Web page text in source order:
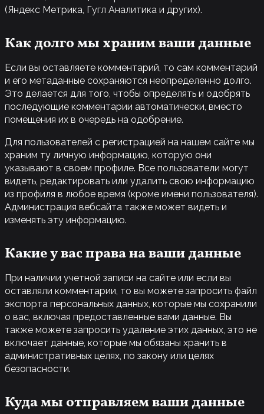
(Яндекс Метрика, Гугл Аналитика и других).
Как долго мы храним ваши данные
Если вы оставляете комментарий, то сам комментарий
и его метаданные сохраняются неопределенно долго.
Это делается для того, чтобы определять и одобрять
последующие комментарии автоматически, вместо
помещения их в очередь на одобрение.
Для пользователей с регистрацией на нашем сайте мы
храним ту личную информацию, которую они
указывают в своем профиле. Все пользователи могут
видеть, редактировать или удалить свою информацию
из профиля в любое время (кроме имени пользователя).
Администрация вебсайта также может видеть и
изменять эту информацию.
Какие у вас права на ваши данные
При наличии учетной записи на сайте или если вы
оставляли комментарии, то вы можете запросить файл
экспорта персональных данных, которые мы сохранили
о вас, включая предоставленные вами данные. Вы
также можете запросить удаление этих данных, это не
включает данные, которые мы обязаны хранить в
административных целях, по закону или целях
безопасности.
Куда мы отправляем ваши данные